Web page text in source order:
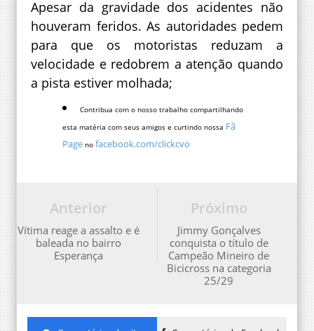
Apesar da gravidade dos acidentes não
houveram feridos. As autoridades pedem
para que os motoristas reduzam a
velocidade e redobrem a atenção quando
a pista estiver molhada;
Contribua com o nosso trabalho compartilhando
esta matéria com seus amigos e curtindo nossa Fã
Page no facebook.com/clickcvo
Próximo
Jimmy Gonçalves
conquista o título de
Campeão Mineiro de
Bicicross na categoria
25/29
Anterior
Vítima reage a assalto e é
baleada no bairro
Esperança